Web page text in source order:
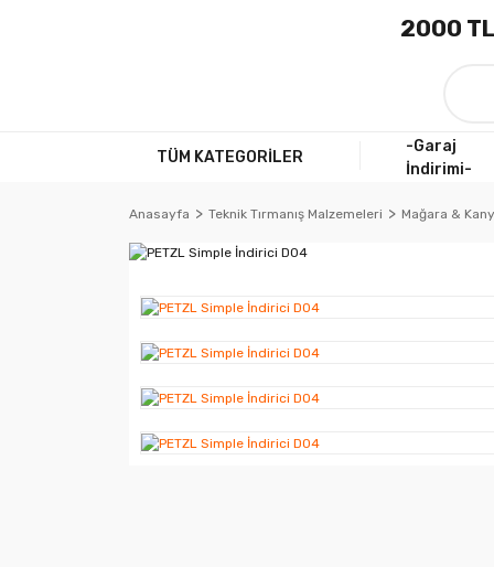
2000 TL
TÜM KATEGORİLER
-Garaj
İndirimi-
Anasayfa Teknik Tırmanış Malzemeleri Mağara &